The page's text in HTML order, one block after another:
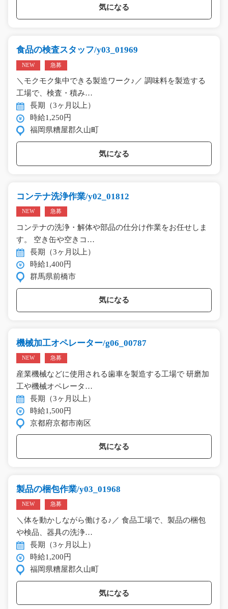
気になる
食品の検査スタッフ/y03_01969
NEW 急募
＼モクモク集中できる製造ワーク♪／ 調味料を製造する
工場で、検査・積み…
長期（3ヶ月以上）
時給1,250円
福岡県糟屋郡久山町
気になる
コンテナ洗浄作業/y02_01812
NEW 急募
コンテナの洗浄・解体や部品の仕分け作業をお任せしま
す。 空き缶や空きコ…
長期（3ヶ月以上）
時給1,400円
群馬県前橋市
気になる
機械加工オペレーター/g06_00787
NEW 急募
産業機械などに使用される歯車を製造する工場で 研磨加
工や機械オペレータ…
長期（3ヶ月以上）
時給1,500円
京都府京都市南区
気になる
製品の梱包作業/y03_01968
NEW 急募
＼体を動かしながら働ける♪／ 食品工場で、製品の梱包
や検品、器具の洗浄…
長期（3ヶ月以上）
時給1,200円
福岡県糟屋郡久山町
気になる